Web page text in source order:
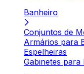
Banheiro
Conjuntos de
Armários para
Espelheiras
Gabinetes para